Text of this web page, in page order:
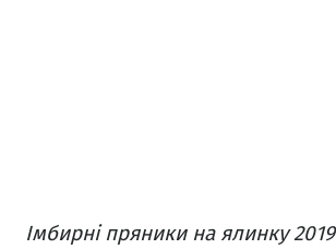
Імбирні пряники на ялинку 2019